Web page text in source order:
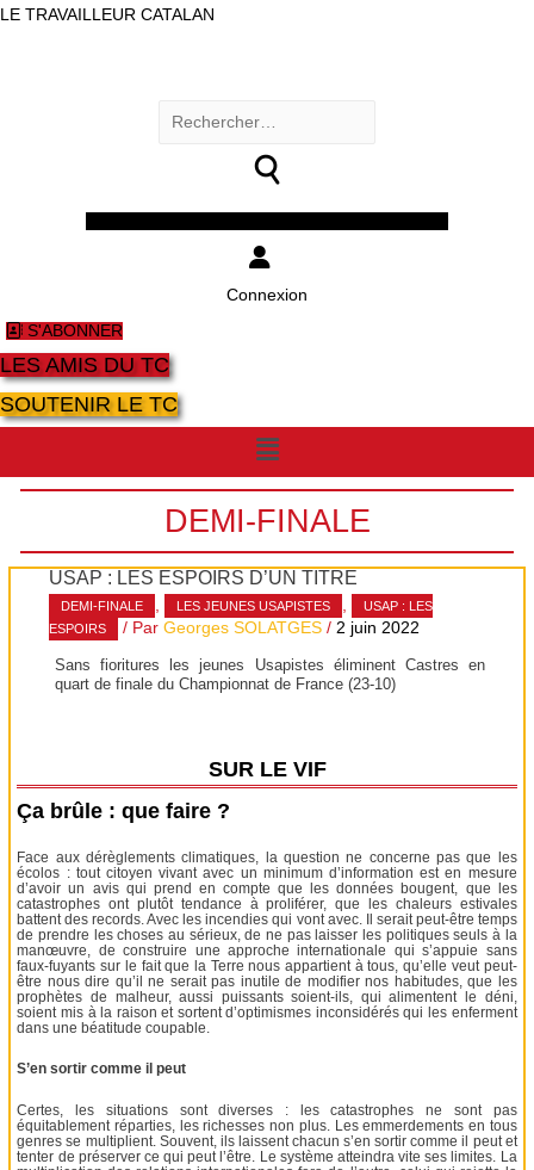
LE TRAVAILLEUR CATALAN
Rechercher :
Connexion
S'ABONNER
LES AMIS DU TC
SOUTENIR LE TC
Menu
DEMI-FINALE
USAP : LES ESPOIRS D’UN TITRE
DEMI-FINALE , LES JEUNES USAPISTES ,
USAP : LES
ESPOIRS
/ ParGeorges SOLATGES /2 juin 2022
Sans fioritures les jeunes Usapistes éliminent Castres en
quart de finale du Championnat de France (23-10)
SUR LE VIF
Ça brûle : que faire ?
Face aux dérèglements climatiques, la question ne concerne pas que les
écolos : tout citoyen vivant avec un minimum d’information est en mesure
d’avoir un avis qui prend en compte que les données bougent, que les
catastrophes ont plutôt tendance à proliférer, que les chaleurs estivales
battent des records. Avec les incendies qui vont avec. Il serait peut-être temps
de prendre les choses au sérieux, de ne pas laisser les politiques seuls à la
manœuvre, de construire une approche internationale qui s’appuie sans
faux-fuyants sur le fait que la Terre nous appartient à tous, qu’elle veut peut-
être nous dire qu’il ne serait pas inutile de modifier nos habitudes, que les
prophètes de malheur, aussi puissants soient-ils, qui alimentent le déni,
soient mis à la raison et sortent d’optimismes inconsidérés qui les enferment
dans une béatitude coupable.
S’en sortir comme il peut
Certes, les situations sont diverses : les catastrophes ne sont pas
équitablement réparties, les richesses non plus. Les emmerdements en tous
genres se multiplient. Souvent, ils laissent chacun s’en sortir comme il peut et
tenter de préserver ce qui peut l’être. Le système atteindra vite ses limites. La